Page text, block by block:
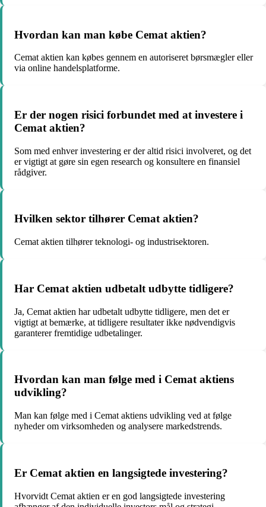
Hvordan kan man købe Cemat aktien?
Cemat aktien kan købes gennem en autoriseret børsmægler eller
via online handelsplatforme.
Er der nogen risici forbundet med at investere i
Cemat aktien?
Som med enhver investering er der altid risici involveret, og det
er vigtigt at gøre sin egen research og konsultere en finansiel
rådgiver.
Hvilken sektor tilhører Cemat aktien?
Cemat aktien tilhører teknologi- og industrisektoren.
Har Cemat aktien udbetalt udbytte tidligere?
Ja, Cemat aktien har udbetalt udbytte tidligere, men det er
vigtigt at bemærke, at tidligere resultater ikke nødvendigvis
garanterer fremtidige udbetalinger.
Hvordan kan man følge med i Cemat aktiens
udvikling?
Man kan følge med i Cemat aktiens udvikling ved at følge
nyheder om virksomheden og analysere markedstrends.
Er Cemat aktien en langsigtede investering?
Hvorvidt Cemat aktien er en god langsigtede investering